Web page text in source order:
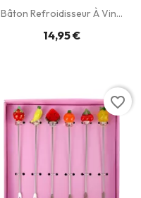
Bâton Refroidisseur À Vin...
14,95 €
favorite_border